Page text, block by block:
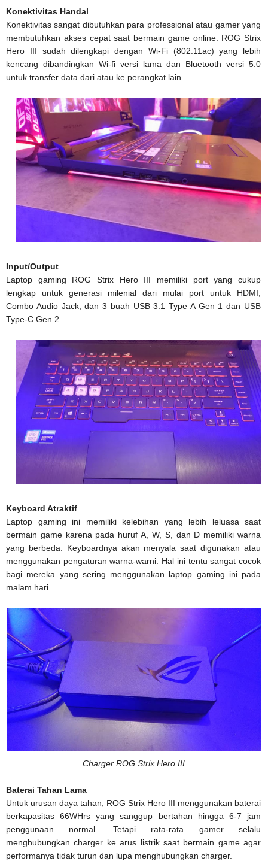
Konektivitas Handal
Konektivitas sangat dibutuhkan para professional atau gamer yang
membutuhkan akses cepat saat bermain game online. ROG Strix
Hero III sudah dilengkapi dengan Wi-Fi (802.11ac) yang lebih
kencang dibandingkan Wi-fi versi lama dan Bluetooth versi 5.0
untuk transfer data dari atau ke perangkat lain.
Input/Output
Laptop gaming ROG Strix Hero III memiliki port yang cukup
lengkap untuk generasi milenial dari mulai port untuk HDMI,
Combo Audio Jack, dan 3 buah USB 3.1 Type A Gen 1 dan USB
Type-C Gen 2.
Keyboard Atraktif
Laptop gaming ini memiliki kelebihan yang lebih leluasa saat
bermain game karena pada huruf A, W, S, dan D memiliki warna
yang berbeda. Keyboardnya akan menyala saat digunakan atau
menggunakan pengaturan warna-warni. Hal ini tentu sangat cocok
bagi mereka yang sering menggunakan laptop gaming ini pada
malam hari.
Charger ROG Strix Hero III
Baterai Tahan Lama
Untuk urusan daya tahan, ROG Strix Hero III menggunakan baterai
berkapasitas 66WHrs yang sanggup bertahan hingga 6-7 jam
penggunaan normal. Tetapi rata-rata gamer selalu
menghubungkan charger ke arus listrik saat bermain game agar
performanya tidak turun dan lupa menghubungkan charger.